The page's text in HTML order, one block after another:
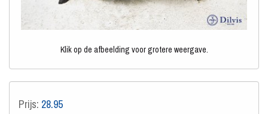
Klik op de afbeelding voor grotere weergave.
Prijs: 28.95